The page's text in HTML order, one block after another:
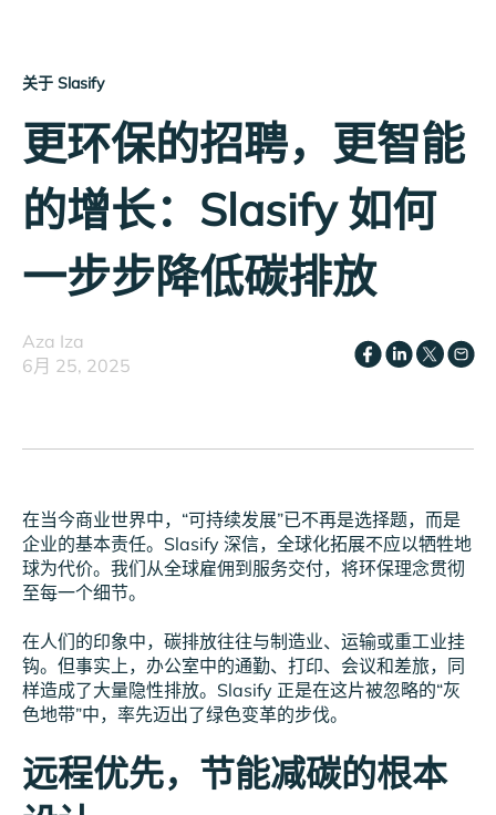
关于 Slasify
更环保的招聘，更智能
的增长：Slasify 如何
一步步降低碳排放
Aza Iza
6月 25, 2025
在当今商业世界中，“可持续发展”已不再是选择题，而是
企业的基本责任。Slasify 深信，全球化拓展不应以牺牲地
球为代价。我们从全球雇佣到服务交付，将环保理念贯彻
至每一个细节。
在人们的印象中，碳排放往往与制造业、运输或重工业挂
钩。但事实上，办公室中的通勤、打印、会议和差旅，同
样造成了大量隐性排放。Slasify 正是在这片被忽略的“灰
色地带”中，率先迈出了绿色变革的步伐。
远程优先，节能减碳的根本